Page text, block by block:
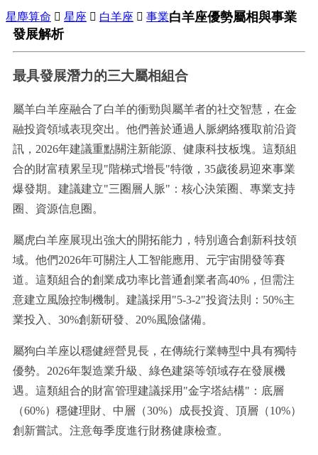
星塵算命  星座  白羊座  事業白羊座優勢屬相與事業
發展解析
最具發展潛力的三大屬相組合
屬羊白羊座融合了白羊的衝勁與屬羊者的社交智慧，在金
融投資領域表現突出。他們善於通過人脈網絡獲取前沿資
訊，2026年建議重點關注新能源、健康科技板塊。這類組
合的財富積累呈現"階梯式增長"特徵，35歲後易迎來事業
爆發期。建議建立"三圈層人脈"：核心決策圈、專業支持
圈、資源信息圈。
屬虎白羊座展現出強大的開拓能力，特別適合創新科技領
域。他們2026年可關注人工智能應用、元宇宙開發等賽
道。這類組合的創業成功率比普通創業者高40%，但需注
意建立風險控制機制。建議採用"5-3-2"投資法則：50%主
業投入、30%創新研發、20%風險儲備。
屬狗白羊座以穩健經營見長，在傳統行業轉型中具有獨特
優勢。2026年製造業升級、綠色建築等領域存在發展機
遇。這類組合的財富管理建議採用"金字塔結構"：底層
（60%）穩健理財、中層（30%）成長投資、頂層（10%）
創新嘗試。注意每季度進行財務健康檢查。